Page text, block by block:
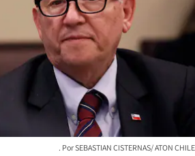
SEBASTIAN CISTERNAS/ ATON CHILE